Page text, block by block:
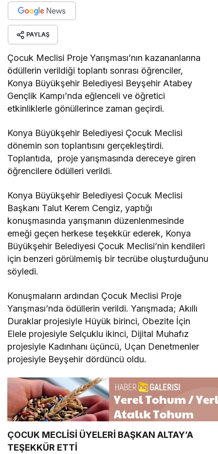
PAYLAŞ
Çocuk Meclisi Proje Yarışması’nın kazananlarına
ödüllerin verildiği toplantı sonrası öğrenciler,
Konya Büyükşehir Belediyesi Beyşehir Atabey
Gençlik Kampı’nda eğlenceli ve öğretici
etkinliklerle gönüllerince zaman geçirdi.
Konya Büyükşehir Belediyesi Çocuk Meclisi
dönemin son toplantısını gerçekleştirdi.
Toplantıda, proje yarışmasında dereceye giren
öğrencilere ödülleri verildi.
Konya Büyükşehir Belediyesi Çocuk Meclisi
Başkanı Talut Kerem Cengiz, yaptığı
konuşmasında yarışmanın düzenlenmesinde
emeği geçen herkese teşekkür ederek, Konya
Büyükşehir Belediyesi Çocuk Meclisi’nin kendileri
için benzeri görülmemiş bir tecrübe oluşturduğunu
söyledi.
Konuşmaların ardından Çocuk Meclisi Proje
Yarışması’nda ödüllerin verildi. Yarışmada; Akıllı
Duraklar projesiyle Hüyük birinci, Obezite İçin
Elele projesiyle Selçuklu ikinci, Dijital Muhafız
projesiyle Kadınhanı üçüncü, Uçan Denetmenler
projesiyle Beyşehir dördüncü oldu.
ÇOCUK MECLİSİ ÜYELERİ BAŞKAN ALTAY’A
TEŞEKKÜR ETTİ